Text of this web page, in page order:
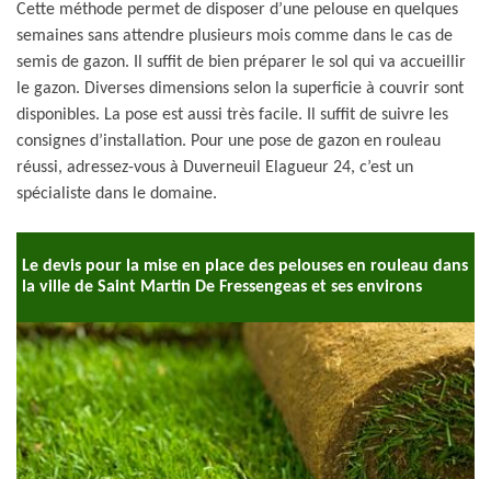
Cette méthode permet de disposer d’une pelouse en quelques
semaines sans attendre plusieurs mois comme dans le cas de
semis de gazon. Il suffit de bien préparer le sol qui va accueillir
le gazon. Diverses dimensions selon la superficie à couvrir sont
disponibles. La pose est aussi très facile. Il suffit de suivre les
consignes d’installation. Pour une pose de gazon en rouleau
réussi, adressez-vous à Duverneuil Elagueur 24, c’est un
spécialiste dans le domaine.
Le devis pour la mise en place des pelouses en rouleau dans
la ville de Saint Martin De Fressengeas et ses environs